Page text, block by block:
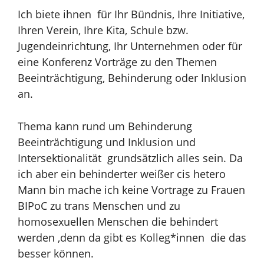
Ich biete ihnen für Ihr Bündnis, Ihre Initiative,
Ihren Verein, Ihre Kita, Schule bzw.
Jugendeinrichtung, Ihr Unternehmen oder für
eine Konferenz Vorträge zu den Themen
Beeinträchtigung, Behinderung oder Inklusion
an.
Thema kann rund um Behinderung
Beeinträchtigung und Inklusion und
Intersektionalität grundsätzlich alles sein. Da
ich aber ein behinderter weißer cis hetero
Mann bin mache ich keine Vortrage zu Frauen
BIPoC zu trans Menschen und zu
homosexuellen Menschen die behindert
werden ,denn da gibt es Kolleg*innen die das
besser können.